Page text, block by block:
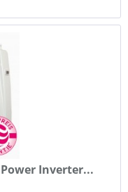
Inverter...